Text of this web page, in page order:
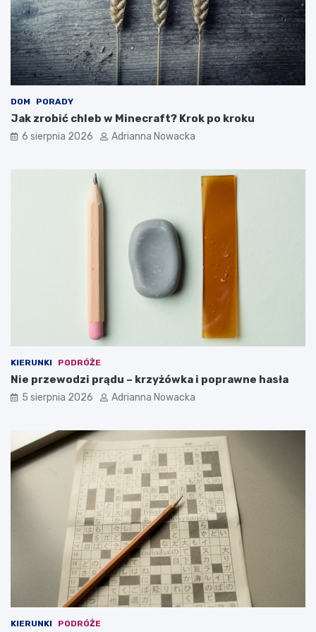
DOM PORADY
Jak zrobić chleb w Minecraft? Krok po kroku
6 sierpnia 2026 Adrianna Nowacka
KIERUNKI PODRÓŻE
Nie przewodzi prądu – krzyżówka i poprawne hasła
5 sierpnia 2026 Adrianna Nowacka
KIERUNKI PODRÓŻE